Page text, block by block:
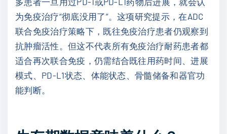
为免疫治疗“彻底没用了”。这项研究提示，在ADC
联合免疫治疗策略下，既往免疫治疗患者仍观察到
抗肿瘤活性。但这不代表所有免疫治疗耐药患者都
适合再次联合免疫，仍需结合既往用药时间、进展
模式、PD-L1状态、体能状态、骨髓储备和器官功
能判断。